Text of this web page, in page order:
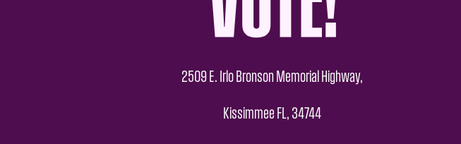
2509 E. Irlo Bronson Memorial Highway,
Kissimmee FL, 34744